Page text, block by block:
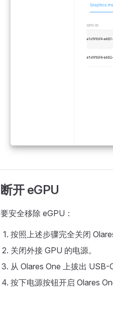
断开 eGPU
要安全移除 eGPU：
按照上述步骤完全关闭
关闭外接 GPU 的电源。
从 Olares One 上拔出 USB-
按下电源按钮开启 Olares